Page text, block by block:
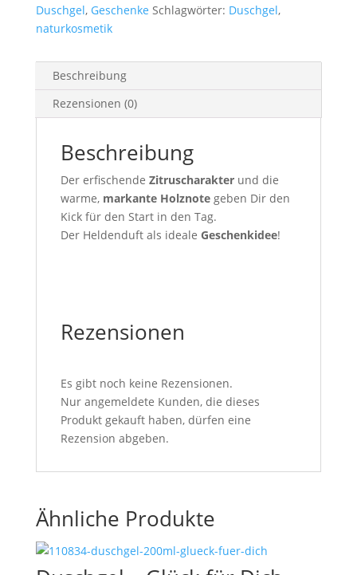
Duschgel, Geschenke Schlagwörter: Duschgel,
naturkosmetik
Beschreibung
Rezensionen (0)
Beschreibung
Der erfischende Zitruscharakterund die
warme, markante Holznotegeben Dir den
Kick für den Start in den Tag.
Der Heldenduft als ideale Geschenkidee!
Rezensionen
Es gibt noch keine Rezensionen.
Nur angemeldete Kunden, die dieses
Produkt gekauft haben, dürfen eine
Rezension abgeben.
Ähnliche Produkte